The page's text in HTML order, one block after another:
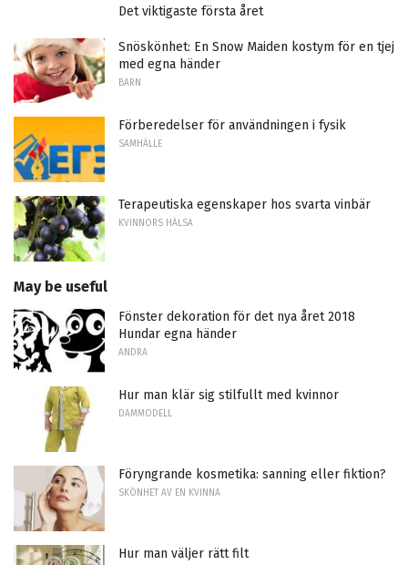
Det viktigaste första året
Snöskönhet: En Snow Maiden kostym för en tjej
med egna händer
BARN
Förberedelser för användningen i fysik
SAMHÄLLE
Terapeutiska egenskaper hos svarta vinbär
KVINNORS HÄLSA
May be useful
Fönster dekoration för det nya året 2018
Hundar egna händer
ANDRA
Hur man klär sig stilfullt med kvinnor
DAMMODELL
Föryngrande kosmetika: sanning eller fiktion?
SKÖNHET AV EN KVINNA
Hur man väljer rätt filt